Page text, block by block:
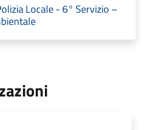
Locale - 6° Servizio –